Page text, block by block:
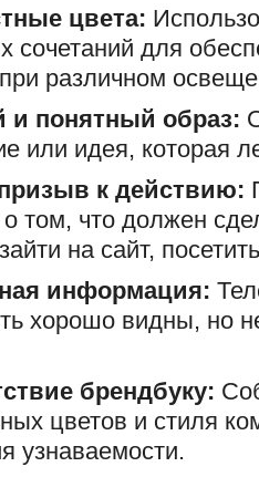
цвета:
сочетаний для
различном
и понятный образ:
или идея, которая
к действию:
том, что должен
на сайт,
информация:
хорошо видны, но
брендбуку:
цветов и стиля
узнаваемости.